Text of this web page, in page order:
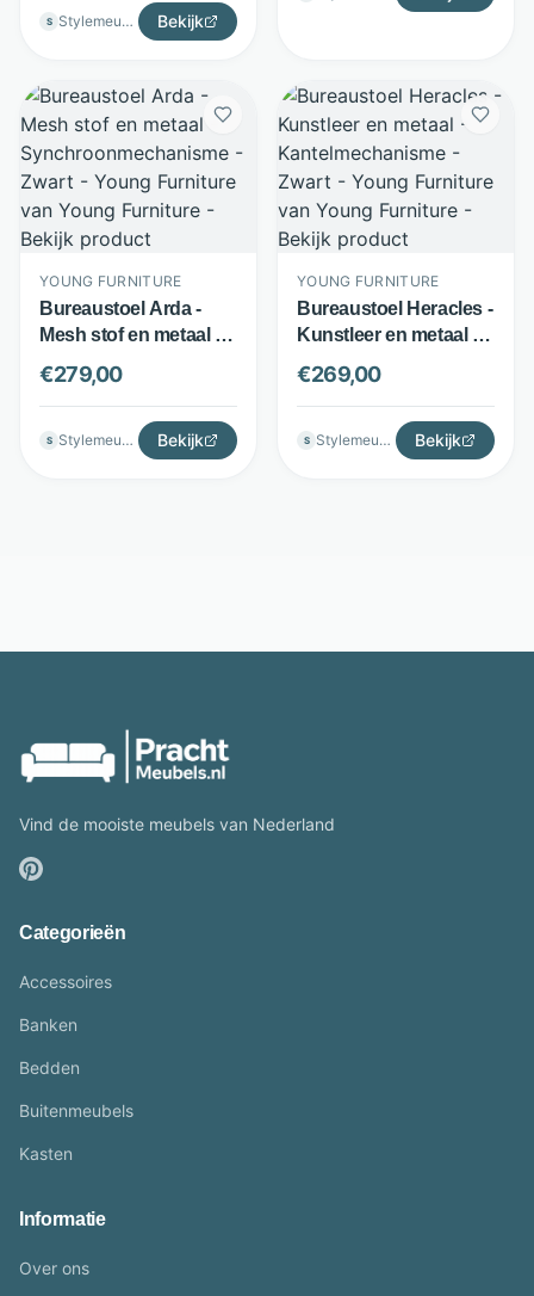
zwart - Young
S Stylemeubels Bekijk
YOUNG FURNITURE
Bureaustoel Arda -
Mesh stof en metaal -
Synchroonmechanisme
- Zwart - Young
Furniture
€279,00
S Stylemeubels Bekijk
YOUNG FURNITURE
Bureaustoel Heracles -
Kunstleer en metaal -
Kantelmechanisme -
Zwart - Young
Furniture
€269,00
S Stylemeubels Bekijk
Vind de mooiste meubels van Nederland
Categorieën
Accessoires
Banken
Bedden
Buitenmeubels
Kasten
Informatie
Over ons